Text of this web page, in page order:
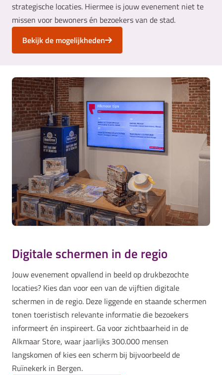
strategische locaties. Hiermee is jouw evenement niet te
missen voor bewoners én bezoekers van de stad.
Bekijk de mogelijkheden
Digitale schermen in de regio
Jouw evenement opvallend in beeld op drukbezochte
locaties? Kies dan voor een van de vijftien digitale
schermen in de regio. Deze liggende en staande schermen
tonen toeristisch relevante informatie die bezoekers
informeert én inspireert. Ga voor zichtbaarheid in de
Alkmaar Store, waar jaarlijks 300.000 mensen
langskomen of kies een scherm bij bijvoorbeeld de
Ruïnekerk in Bergen.